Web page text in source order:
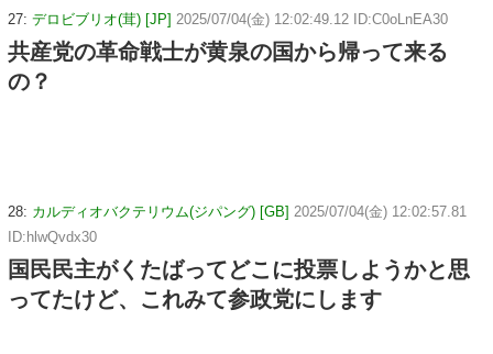
27: デロビブリオ(茸) [JP] 2025/07/04(金) 12:02:49.12 ID:C0oLnEA30
共産党の革命戦士が黄泉の国から帰って来る
の？
28: カルディオバクテリウム(ジパング) [GB] 2025/07/04(金) 12:02:57.81
ID:hlwQvdx30
国民民主がくたばってどこに投票しようかと思
ってたけど、これみて参政党にします